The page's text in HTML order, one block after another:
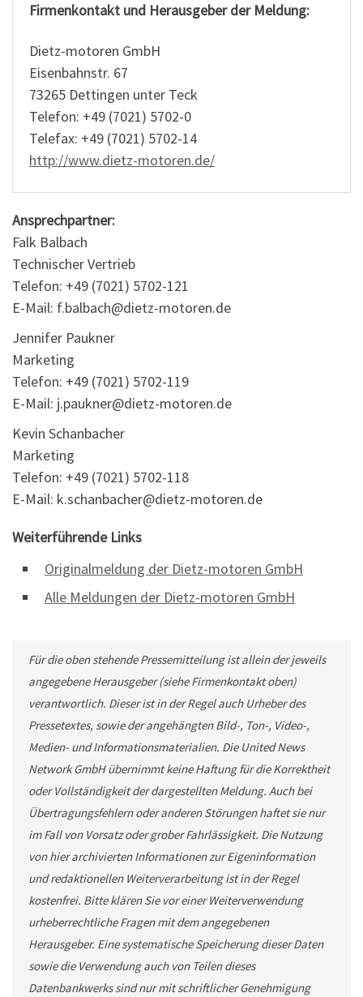
Firmenkontakt und Herausgeber der Meldung:
Dietz-motoren GmbH
Eisenbahnstr. 67
73265 Dettingen unter Teck
Telefon: +49 (7021) 5702-0
Telefax: +49 (7021) 5702-14
http://www.dietz-motoren.de/
Ansprechpartner:
Falk Balbach
Technischer Vertrieb
Telefon: +49 (7021) 5702-121
E-Mail: f.balbach@dietz-motoren.de
Jennifer Paukner
Marketing
Telefon: +49 (7021) 5702-119
E-Mail: j.paukner@dietz-motoren.de
Kevin Schanbacher
Marketing
Telefon: +49 (7021) 5702-118
E-Mail: k.schanbacher@dietz-motoren.de
Weiterführende Links
Originalmeldung der Dietz-motoren GmbH
Alle Meldungen der Dietz-motoren GmbH
Für die oben stehende Pressemitteilung ist allein der jeweils
angegebene Herausgeber (siehe Firmenkontakt oben)
verantwortlich. Dieser ist in der Regel auch Urheber des
Pressetextes, sowie der angehängten Bild-, Ton-, Video-,
Medien- und Informationsmaterialien. Die United News
Network GmbH übernimmt keine Haftung für die Korrektheit
oder Vollständigkeit der dargestellten Meldung. Auch bei
Übertragungsfehlern oder anderen Störungen haftet sie nur
im Fall von Vorsatz oder grober Fahrlässigkeit. Die Nutzung
von hier archivierten Informationen zur Eigeninformation
und redaktionellen Weiterverarbeitung ist in der Regel
kostenfrei. Bitte klären Sie vor einer Weiterverwendung
urheberrechtliche Fragen mit dem angegebenen
Herausgeber. Eine systematische Speicherung dieser Daten
sowie die Verwendung auch von Teilen dieses
Datenbankwerks sind nur mit schriftlicher Genehmigung